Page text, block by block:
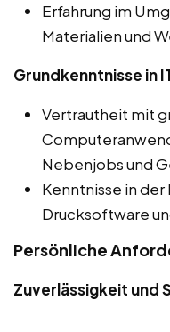
Erfahrung im
Materialien und
Grundkenntnisse in
Vertrautheit mit
Nebenjobs und
Kenntnisse in
Drucksoftware
Persönliche
Zuverlässigkeit und